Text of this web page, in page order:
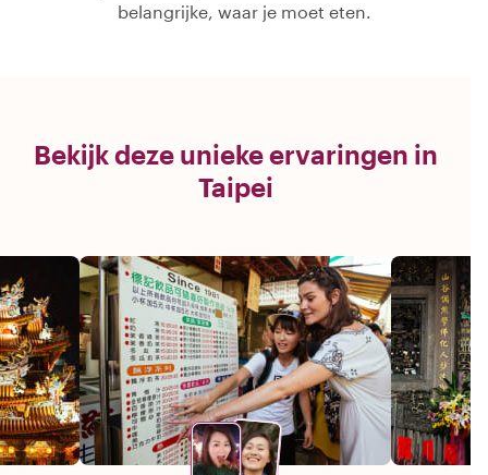
belangrijke, waar je moet eten.
Bekijk deze unieke ervaringen in
Taipei